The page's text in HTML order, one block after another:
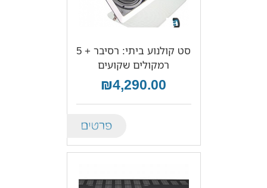
סט קולנוע ביתי: רסיבר + 5
רמקולים שקועים
₪4,290.00